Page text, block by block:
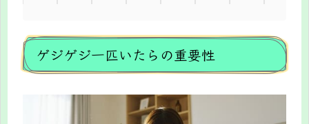
ゲジゲジ一匹いたらの重要性